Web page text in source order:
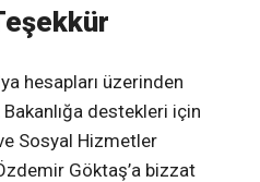
hesapları üzerinden
destekleri için
Sosyal Hizmetler
Göktaş’a bizzat